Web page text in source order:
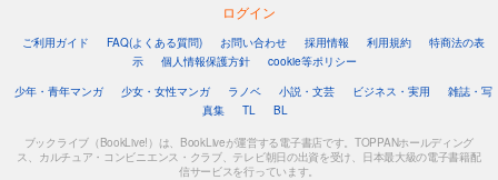
ログイン
ご利用ガイド FAQ(よくある質問) お問い合わせ 採用情報 利用規約
特商法の表
示
個人情報保護方針
cookie等ポリシー
少年・青年マンガ
少女・女性マンガ ラノベ 小説・文芸 ビジネス・実用
雑誌・写
真集
TL BL
ブックライブ（BookLive!）は、BookLiveが運営する電子書店です。TOPPANホールディング
ス、カルチュア・コンビニエンス・クラブ、テレビ朝日の出資を受け、日本最大級の電子書籍配
信サービスを行っています。